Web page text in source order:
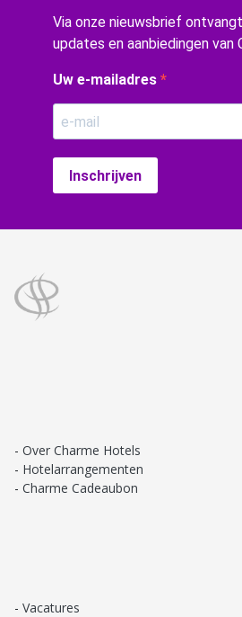
Via onze nieuwsbrief
updates en aanbiedingen van
Uw e-mailadres
Inschrijven
Over Charme Hotels
Hotelarrangementen
Charme Cadeaubon
Vacatures